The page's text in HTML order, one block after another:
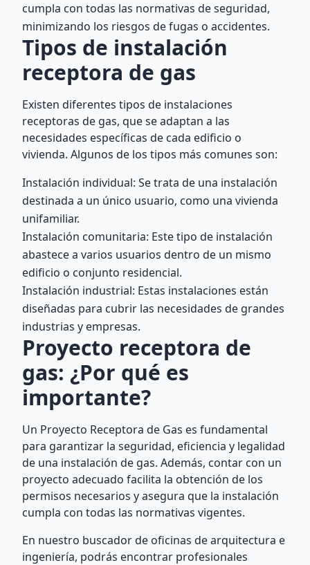
cumpla con todas las normativas de seguridad,
minimizando los riesgos de fugas o accidentes.
Tipos de instalación
receptora de gas
Existen diferentes tipos de instalaciones
receptoras de gas, que se adaptan a las
necesidades específicas de cada edificio o
vivienda. Algunos de los tipos más comunes son:
Instalación individual: Se trata de una instalación
destinada a un único usuario, como una vivienda
unifamiliar.
Instalación comunitaria: Este tipo de instalación
abastece a varios usuarios dentro de un mismo
edificio o conjunto residencial.
Instalación industrial: Estas instalaciones están
diseñadas para cubrir las necesidades de grandes
industrias y empresas.
Proyecto receptora de
gas: ¿Por qué es
importante?
Un Proyecto Receptora de Gas es fundamental
para garantizar la seguridad, eficiencia y legalidad
de una instalación de gas. Además, contar con un
proyecto adecuado facilita la obtención de los
permisos necesarios y asegura que la instalación
cumpla con todas las normativas vigentes.
En nuestro buscador de oficinas de arquitectura e
ingeniería, podrás encontrar profesionales